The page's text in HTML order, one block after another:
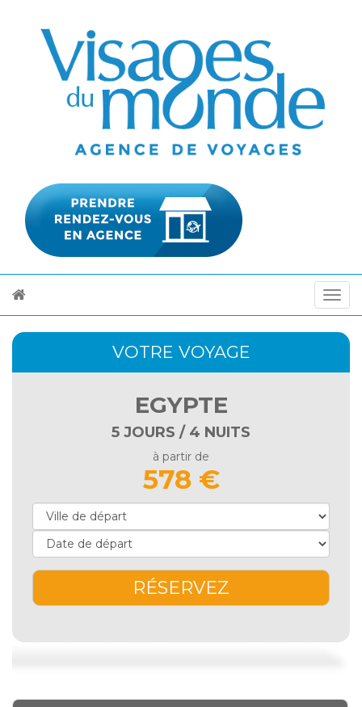
VOTRE VOYAGE
EGYPTE
5 JOURS / 4 NUITS
à partir de
578 €
RÉSERVEZ